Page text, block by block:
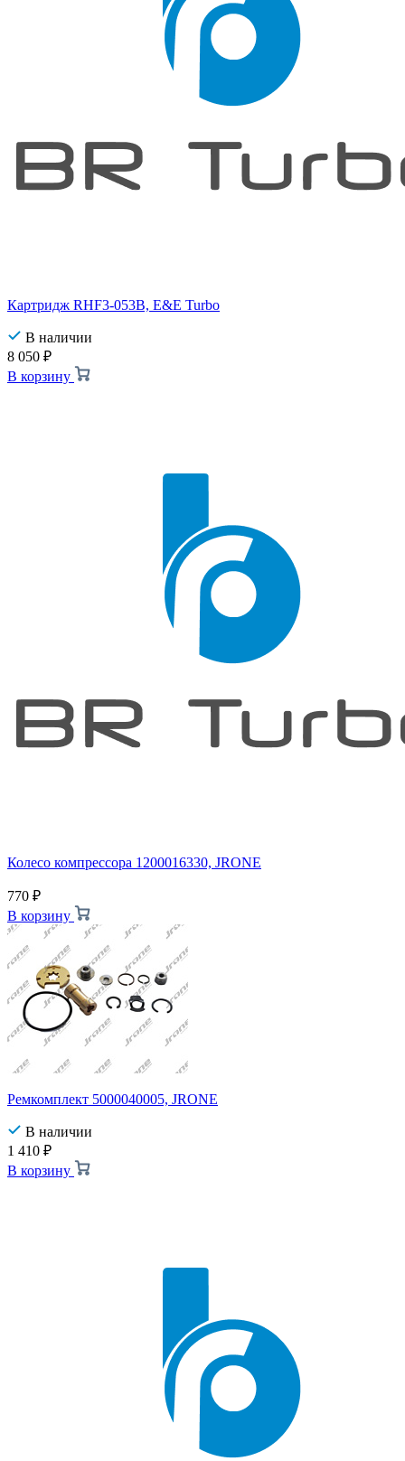
Картридж RHF3-053B, E&E Turbo
В наличии
8 050 ₽
В корзину
Колесо компрессора 1200016330, JRONE
770 ₽
В корзину
Ремкомплект 5000040005, JRONE
В наличии
1 410 ₽
В корзину